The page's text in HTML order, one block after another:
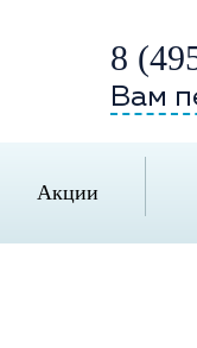
8
Вам
Акции